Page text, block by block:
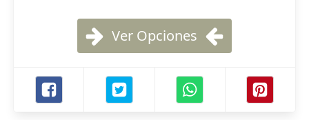
Ver Opciones